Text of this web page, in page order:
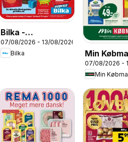
Bilka -
Tilbudsavis uge
33
07/08/2026 - 13/08/2026
Bilka
Min
33
07/08/2026 -
Min